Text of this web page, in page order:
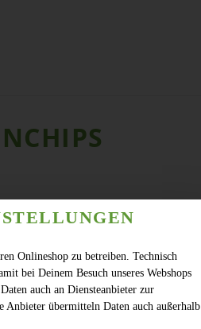
Onlineshop zu betreiben. Technisch
bei Deinem Besuch unseres Webshops
auch an Diensteanbieter zur
Anbieter übermitteln Daten auch außerhalb